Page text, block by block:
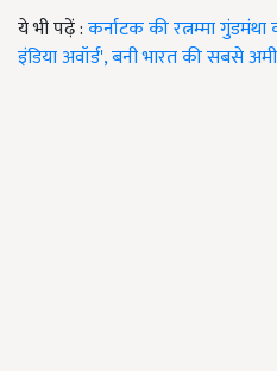
ये भी पढ़ें :कर्नाटक की रत्नम्मा
इंडिया अवॉर्ड', बनी भारत की सबसे